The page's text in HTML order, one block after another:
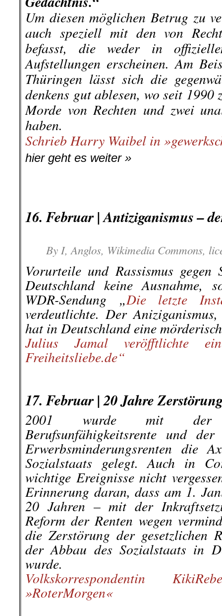
Um diesen möglichen Betrug zu
auch speziell mit den von
befasst, die weder in
Aufstellungen erschei­nen. Am
Thüringen lässt sich die
denkens gut able­sen, wo seit
Morde von Rechten und zwei
haben.
Schrieb Harry Waibel in
hier geht es weiter »
16. Februar |Antiziganismus –
By I, Anglos, Wikimedia Commons,
Vorurteile und Rassismus
Deutschland keine Ausnahme,
WDR-Sendung „Die letzte
verdeutlichte. Der
hat in Deutschland eine
Julius Jamal veröfftlichte
Freiheitsliebe.de“
17. Februar | 20 Jahre
2001 wurde mit der
Berufsunfähigkeitsrente und
Erwerbsminderungsrenten die
Sozialstaats gelegt. Auch in
wichtige Ereignisse nicht
Erinnerung daran, dass am 1.
20 Jahren – mit der
Reform der Renten wegen
die Zerstörung der gesetzlichen
der Abbau des Sozialstaats in
wurde.
Volkskorrespondentin
»RoterMorgen«